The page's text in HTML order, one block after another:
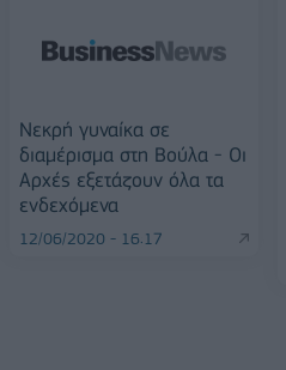
Νεκρή γυναίκα σε
διαμέρισμα στη Βούλα - Οι
Αρχές εξετάζουν όλα τα
ενδεχόμενα
12/06/2020 - 16:17